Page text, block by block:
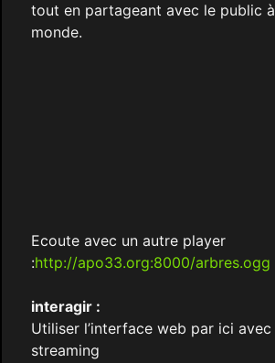
tout en partageant avec le public
monde.
Ecoute avec un autre player
:http://apo33.org:8000/arbres.ogg
interagir :
Utiliser l’interface web par ici
streaming